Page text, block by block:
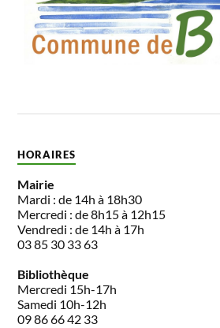
HORAIRES
Mairie
Mardi : de 14h à 18h30
Mercredi : de 8h15 à 12h15
Vendredi : de 14h à 17h
03 85 30 33 63
Bibliothèque
Mercredi 15h-17h
Samedi 10h-12h
09 86 66 42 33